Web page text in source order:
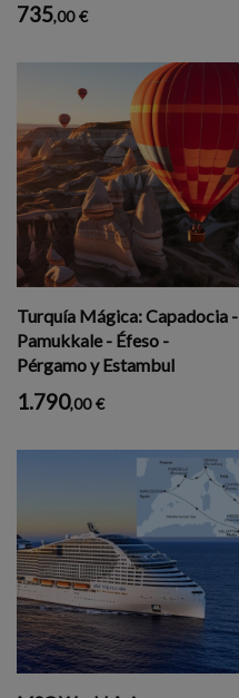
735,00 €
Turquía Mágica: Capadocia -
Pamukkale - Éfeso -
Pérgamo y Estambul
1.790,00 €